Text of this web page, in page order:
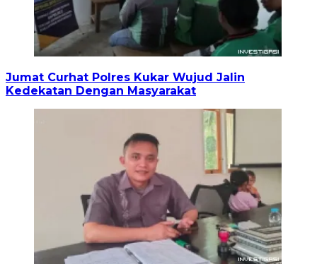
Jumat Curhat Polres Kukar Wujud Jalin
Kedekatan Dengan Masyarakat